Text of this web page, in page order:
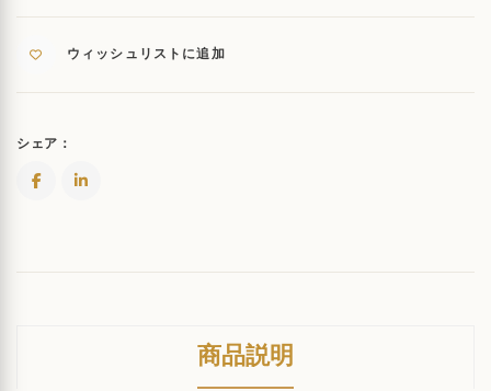
ウィッシュリストに追加
シェア：
商品説明